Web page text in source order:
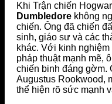
Khi Trận chiến
Dumbledore không
chiến. Ông đã chiến
sinh, giáo sư và các
khác. Với kinh
pháp thuật mạnh mẽ,
chiến binh đáng gờm.
Augustus Rookwood,
thể hiện rõ sức mạnh